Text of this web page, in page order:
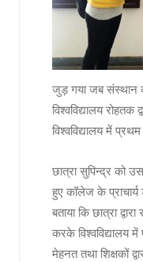
जुड़ गया जब संस्थान की
विश्वविद्यालय रोहतक
विश्वविद्यालय में
छात्रा सुपिन्द्र को
हुए कॉलेज के
बताया कि छात्रा
करके विश्वविद्यालय
मेहनत तथा शिक्षकों